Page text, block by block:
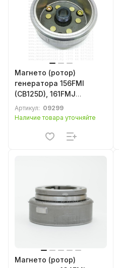
Магнето (ротор)
генератора 156FMI
(CB125D), 161FMJ
(CB150D), 163FML-2
(CB200-C), 169FML
(CB250D-G) китайского
Артикул: 09299
Наличие товара уточняйте
Магнето (ротор)